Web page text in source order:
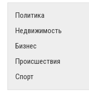
Политика
Недвижимость
Бизнес
Происшествия
Спорт